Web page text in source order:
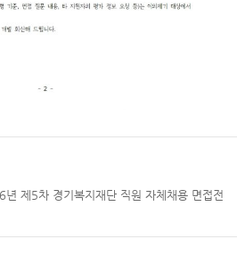
제5차 경기복지재단 직원 자체채용 면접전